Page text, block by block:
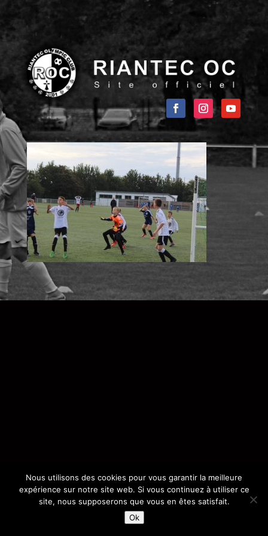
Nous utilisons des cookies pour vous garantir la meilleure
expérience sur notre site web. Si vous continuez à utiliser ce
site, nous supposerons que vous en êtes satisfait.
Ok